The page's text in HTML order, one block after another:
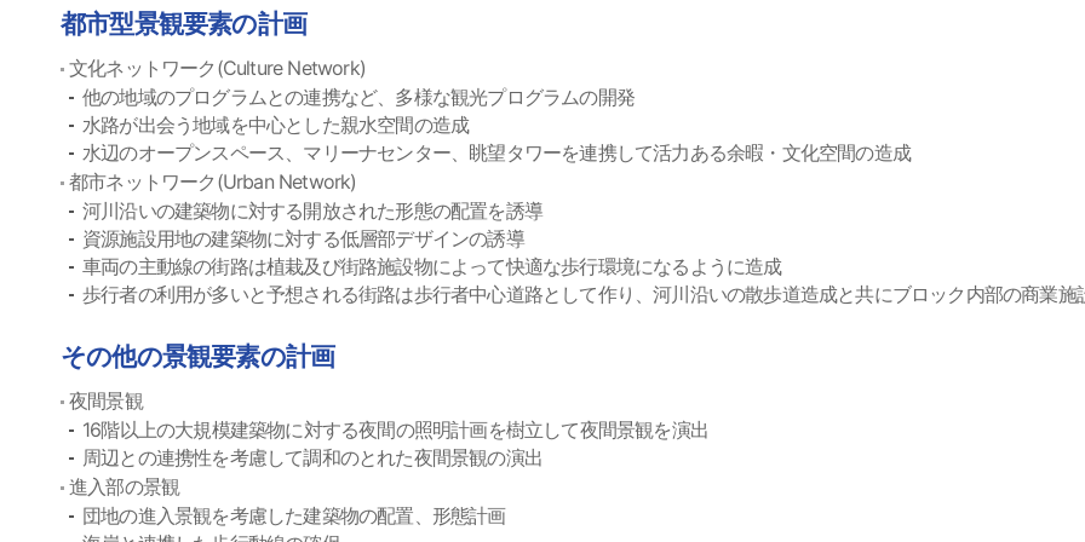
都市型景観要素の計画
文化ネットワーク(Culture Network)
他の地域のプログラムとの連携など、多様な観光プログラムの開発
水路が出会う地域を中心とした親水空間の造成
水辺のオープンスペース、マリーナセンター、眺望タワーを連携して活力ある余暇・文化空間の造成
都市ネットワーク(Urban Network)
河川沿いの建築物に対する開放された形態の配置を誘導
資源施設用地の建築物に対する低層部デザインの誘導
車両の主動線の街路は植栽及び街路施設物によって快適な歩行環境になるように造成
歩行者の利用が多いと予想される街路は歩行者中心道路として作り、河川沿いの散歩道造成と共にブロック内部の商業
その他の景観要素の計画
夜間景観
16階以上の大規模建築物に対する夜間の照明計画を樹立して夜間景観を演出
周辺との連携性を考慮して調和のとれた夜間景観の演出
進入部の景観
団地の進入景観を考慮した建築物の配置、形態計画